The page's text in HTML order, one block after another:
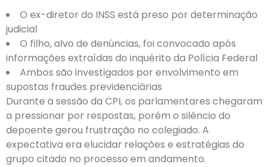
O ex-diretor do INSS está preso por determinação
judicial
O filho, alvo de denúncias, foi convocado após
informações extraídas do inquérito da Polícia Federal
Ambos são investigados por envolvimento em
supostas fraudes previdenciárias
Durante a sessão da CPI, os parlamentares chegaram
a pressionar por respostas, porém o silêncio do
depoente gerou frustração no colegiado. A
expectativa era elucidar relações e estratégias do
grupo citado no processo em andamento.